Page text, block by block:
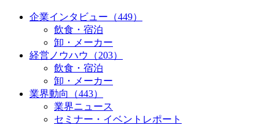
企業インタビュー（449）
飲食・宿泊
卸・メーカー
経営ノウハウ（203）
飲食・宿泊
卸・メーカー
業界動向（443）
業界ニュース
セミナー・イベントレポート